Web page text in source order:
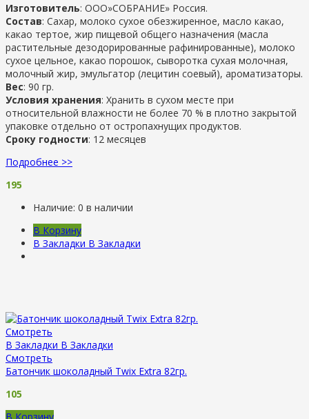
Изготовитель: ООО»СОБРАНИЕ» Россия.
Состав: Сахар, молоко сухое обезжиренное, масло какао,
какао тертое, жир пищевой общего назначения (масла
растительные дезодорированные рафинированные), молоко
сухое цельное, какао порошок, сыворотка сухая молочная,
молочный жир, эмульгатор (лецитин соевый), ароматизаторы.
Вес: 90 гр.
Условия хранения: Хранить в сухом месте при
относительной влажности не более 70 % в плотно закрытой
упаковке отдельно от остропахнущих продуктов.
Сроку годности: 12 месяцев
Подробнее >>
195
Наличие: 0 в наличии
В Корзину
В Закладки В Закладки
Смотреть
В Закладки В Закладки
Смотреть
Батончик шоколадный Twix Extra 82гр.
105